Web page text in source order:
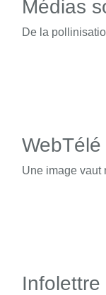
Médias
De la
WebTélé
Une image vaut
Infolettre